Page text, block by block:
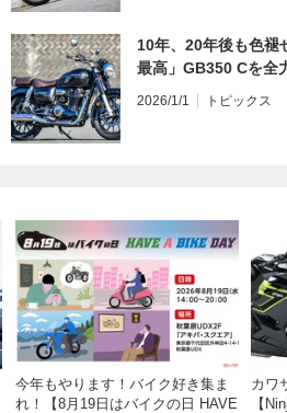
10年、20年後も色褪
最高」GB350 Cを全
2026/1/1 トピックス
今年もやります！バイク好き集ま
れ！【8月19日はバイクの日 HAVE
カワ
【